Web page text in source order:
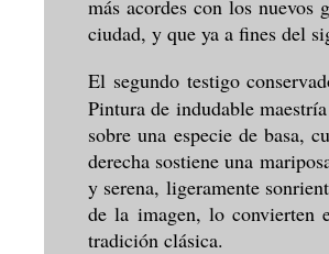
más acordes con los nuevos
ciudad, y que ya a fines del
El segundo testigo
Pintura de indudable
sobre una especie de basa,
derecha sostiene una
y serena, ligeramente
de la imagen, lo convierten
tradición clásica.